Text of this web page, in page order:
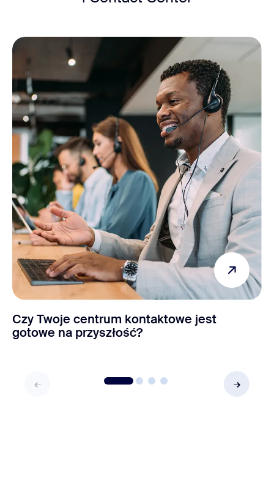
Czy Twoje centrum kontaktowe jest
gotowe na przyszłość?